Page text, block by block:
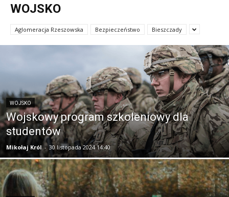
WOJSKO
Aglomeracja Rzeszowska Bezpieczeństwo Bieszczady
WOJSKO
Wojskowy program szkoleniowy dla
studentów
Mikołaj Król - 30 listopada 2024 14:40